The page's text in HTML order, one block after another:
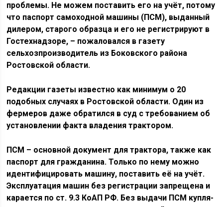
проблемы. Не можем поставить его на учёт, потому
что паспорт самоходной машины (ПСМ), выданный
дилером, старого образца и его не регистрируют в
Гостехнадзоре, – пожаловался в газету
сельхозпроизводитель из Боковского района
Ростовской области.
Редакции газеты известно как минимум о 20
подобных случаях в Ростовской области. Один из
фермеров даже обратился в суд с требованием об
установлении факта владения трактором.
ПСМ – основной документ для трактора, также как
паспорт для гражданина. Только по нему можно
идентифицировать машину, поставить её на учёт.
Эксплуатация машин без регистрации запрещена и
карается по ст. 9.3 КоАП РФ. Без выдачи ПСМ купля-